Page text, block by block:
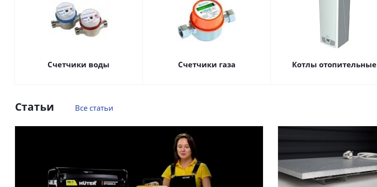
Счетчики воды Счетчики газа Котлы отопительные
Статьи Все статьи